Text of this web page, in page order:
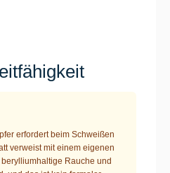
erfordert beim Schweißen
verweist mit einem eigenen
Rauche und